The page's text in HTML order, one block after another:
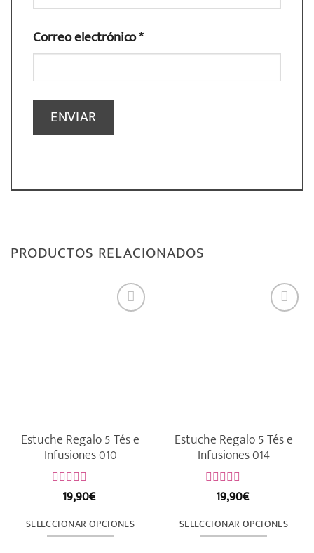
Correo electrónico*
PRODUCTOS RELACIONADOS
Estuche Regalo 5 Tés e
Infusiones 010
Valorado
de
5
19,90€
SELECCIONAR OPCIONES
Estuche Regalo 5 Tés e
Infusiones 014
Valorado
de
5
19,90€
SELECCIONAR OPCIONES